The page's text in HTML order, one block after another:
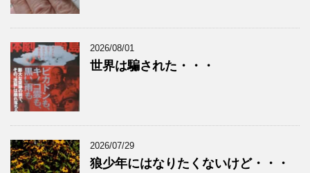
2026/08/01
世界は騙された・・・
2026/07/29
狼少年にはなりたくないけど・・・